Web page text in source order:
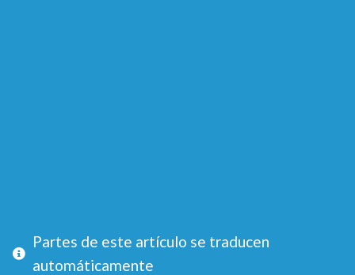
Partes de este artículo se traducen
automáticamente